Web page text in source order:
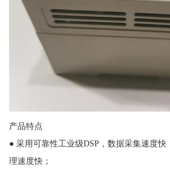
产品特点
● 采用可靠性工业级DSP，数据采集速度
理速度快；